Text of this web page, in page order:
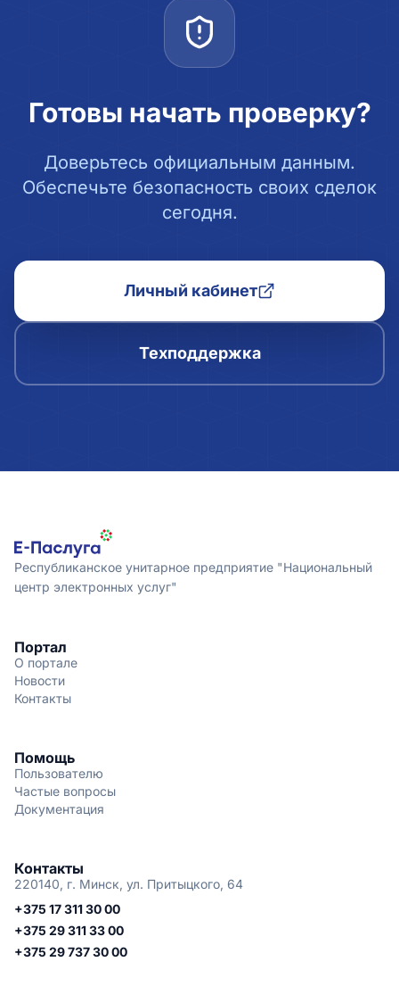
Готовы начать проверку?
Доверьтесь официальным данным.
Обеспечьте безопасность своих сделок
сегодня.
Личный кабинет
Техподдержка
Республиканское унитарное предприятие "Национальный
центр электронных услуг"
Портал
О портале
Новости
Контакты
Помощь
Пользователю
Частые вопросы
Документация
Контакты
220140, г. Минск, ул. Притыцкого, 64
+375 17 311 30 00
+375 29 311 33 00
+375 29 737 30 00